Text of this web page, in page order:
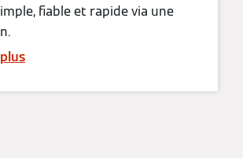
fiable et rapide via une